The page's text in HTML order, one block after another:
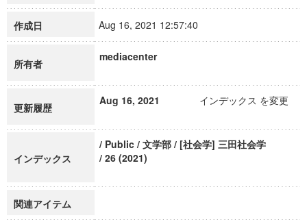
作成日 Aug 16, 2021 12:57:40
所有者
mediacenter
更新履歴
Aug 16, 2021 インデックス を変更
インデックス
/ Public / 文学部 / [社会学] 三田社会学
/ 26 (2021)
関連アイテム